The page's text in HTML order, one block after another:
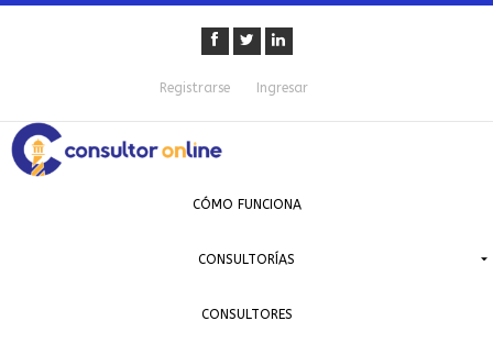
Registrarse Ingresar
CÓMO FUNCIONA
CONSULTORÍAS
CONSULTORES